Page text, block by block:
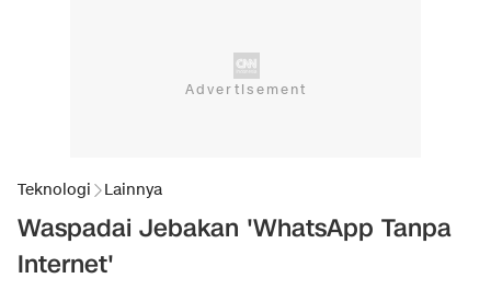
Teknologi Lainnya
Waspadai Jebakan 'WhatsApp Tanpa
Internet'